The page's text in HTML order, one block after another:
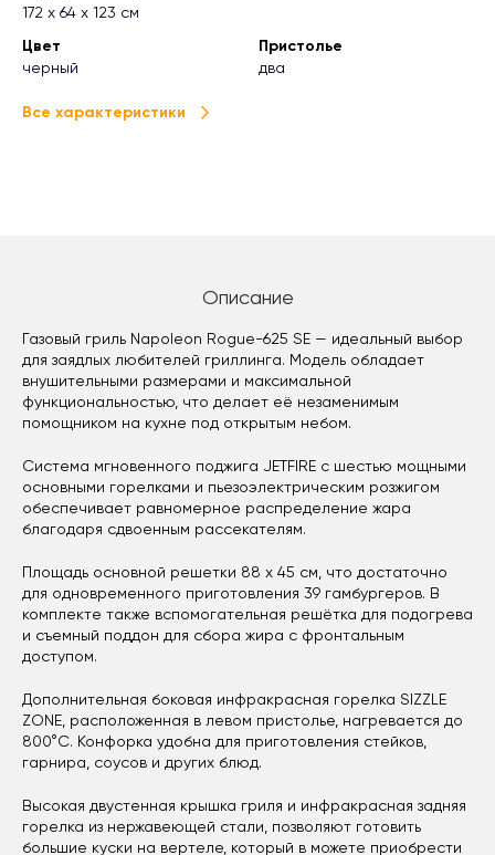
172 х 64 х 123 см
Цвет
черный
Пристолье
два
Все характеристики
Описание
Газовый гриль Napoleon Rogue-625 SE — идеальный выбор
для заядлых любителей гриллинга. Модель обладает
внушительными размерами и максимальной
функциональностью, что делает её незаменимым
помощником на кухне под открытым небом.
Система мгновенного поджига JETFIRE с шестью мощными
основными горелками и пьезоэлектрическим розжигом
обеспечивает равномерное распределение жара
благодаря сдвоенным рассекателям.
Площадь основной решетки 88 х 45 см, что достаточно
для одновременного приготовления 39 гамбургеров. В
комплекте также вспомогательная решётка для подогрева
и съемный поддон для сбора жира с фронтальным
доступом.
Дополнительная боковая инфракрасная горелка SIZZLE
ZONE, расположенная в левом пристолье, нагревается до
800°C. Конфорка удобна для приготовления стейков,
гарнира, соусов и других блюд.
Высокая двустенная крышка гриля и инфракрасная задняя
горелка из нержавеющей стали, позволяют готовить
большие куски на вертеле, который в можете приобрести